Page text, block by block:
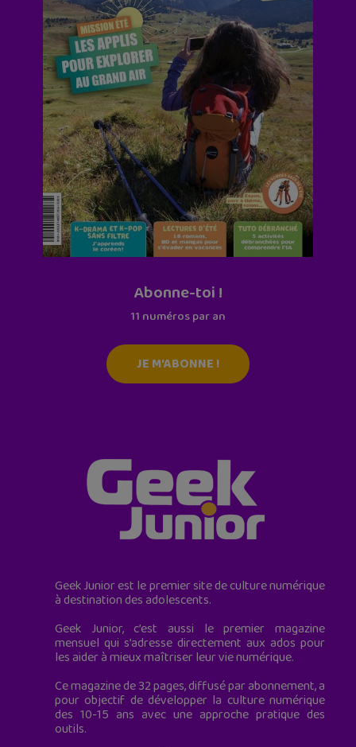
Abonne-toi !
11 numéros par an
JE M'ABONNE !
Geek Junior est le premier site de culture numérique
à destination des adolescents.
Geek Junior, c’est aussi le premier magazine
mensuel qui s’adresse directement aux ados pour
les aider à mieux maîtriser leur vie numérique.
Ce magazine de 32 pages, diffusé par abonnement, a
pour objectif de développer la culture numérique
des 10-15 ans avec une approche pratique des
outils.